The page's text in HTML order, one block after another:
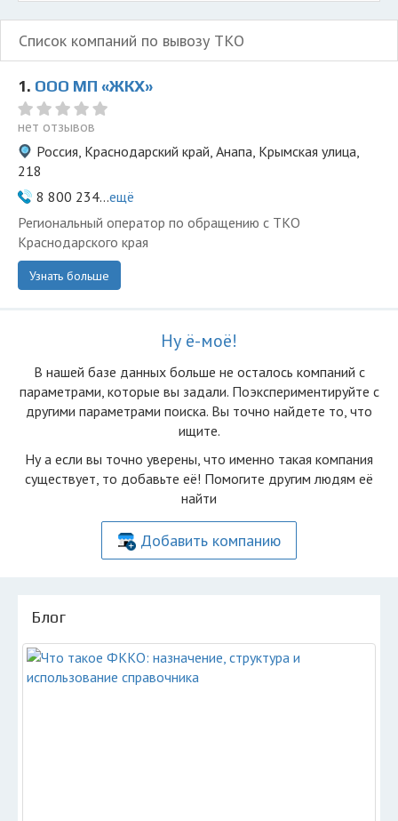
Список компаний по вывозу ТКО
1. ООО МП «ЖКХ»
нет отзывов
Россия, Краснодарский край, Анапа, Крымская улица,
218
8 800 234...ещё
Региональный оператор по обращению с ТКО
Краснодарского края
Узнать больше
Ну ё-моё!
В нашей базе данных больше не осталоcь компаний с
параметрами, которые вы задали. Поэкспериментируйте с
другими параметрами поиска. Вы точно найдете то, что
ищите.
Ну а если вы точно уверены, что именно такая компания
существует, то добавьте её! Помогите другим людям её
найти
Добавить компанию
Блог